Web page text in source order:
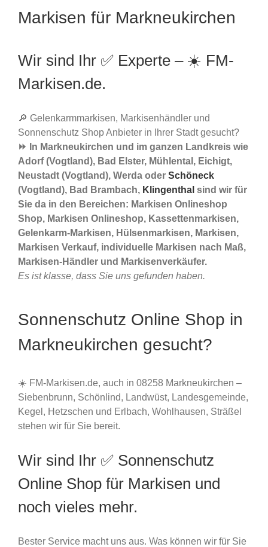
Markisen für Markneukirchen
Wir sind Ihr ✅ Experte – ☀️ FM-
Markisen.de.
🔎 Gelenkarmmarkisen, Markisenhändler und
Sonnenschutz Shop Anbieter in Ihrer Stadt gesucht?
⏩ In Markneukirchen und im ganzen Landkreis wie
Adorf (Vogtland), Bad Elster, Mühlental, Eichigt,
Neustadt (Vogtland), Werda oder Schöneck
(Vogtland), Bad Brambach, Klingenthal sind wir für
Sie da in den Bereichen: Markisen Onlineshop
Shop, Markisen Onlineshop, Kassettenmarkisen,
Gelenkarm-Markisen, Hülsenmarkisen, Markisen,
Markisen Verkauf, individuelle Markisen nach Maß,
Markisen-Händler und Markisenverkäufer.
Es ist klasse, dass Sie uns gefunden haben.
Sonnenschutz Online Shop in
Markneukirchen gesucht?
☀️ FM-Markisen.de, auch in 08258 Markneukirchen –
Siebenbrunn, Schönlind, Landwüst, Landesgemeinde,
Kegel, Hetzschen und Erlbach, Wohlhausen, Sträßel
stehen wir für Sie bereit.
Wir sind Ihr ✅ Sonnenschutz
Online Shop für Markisen und
noch vieles mehr.
Bester Service macht uns aus. Was können wir für Sie